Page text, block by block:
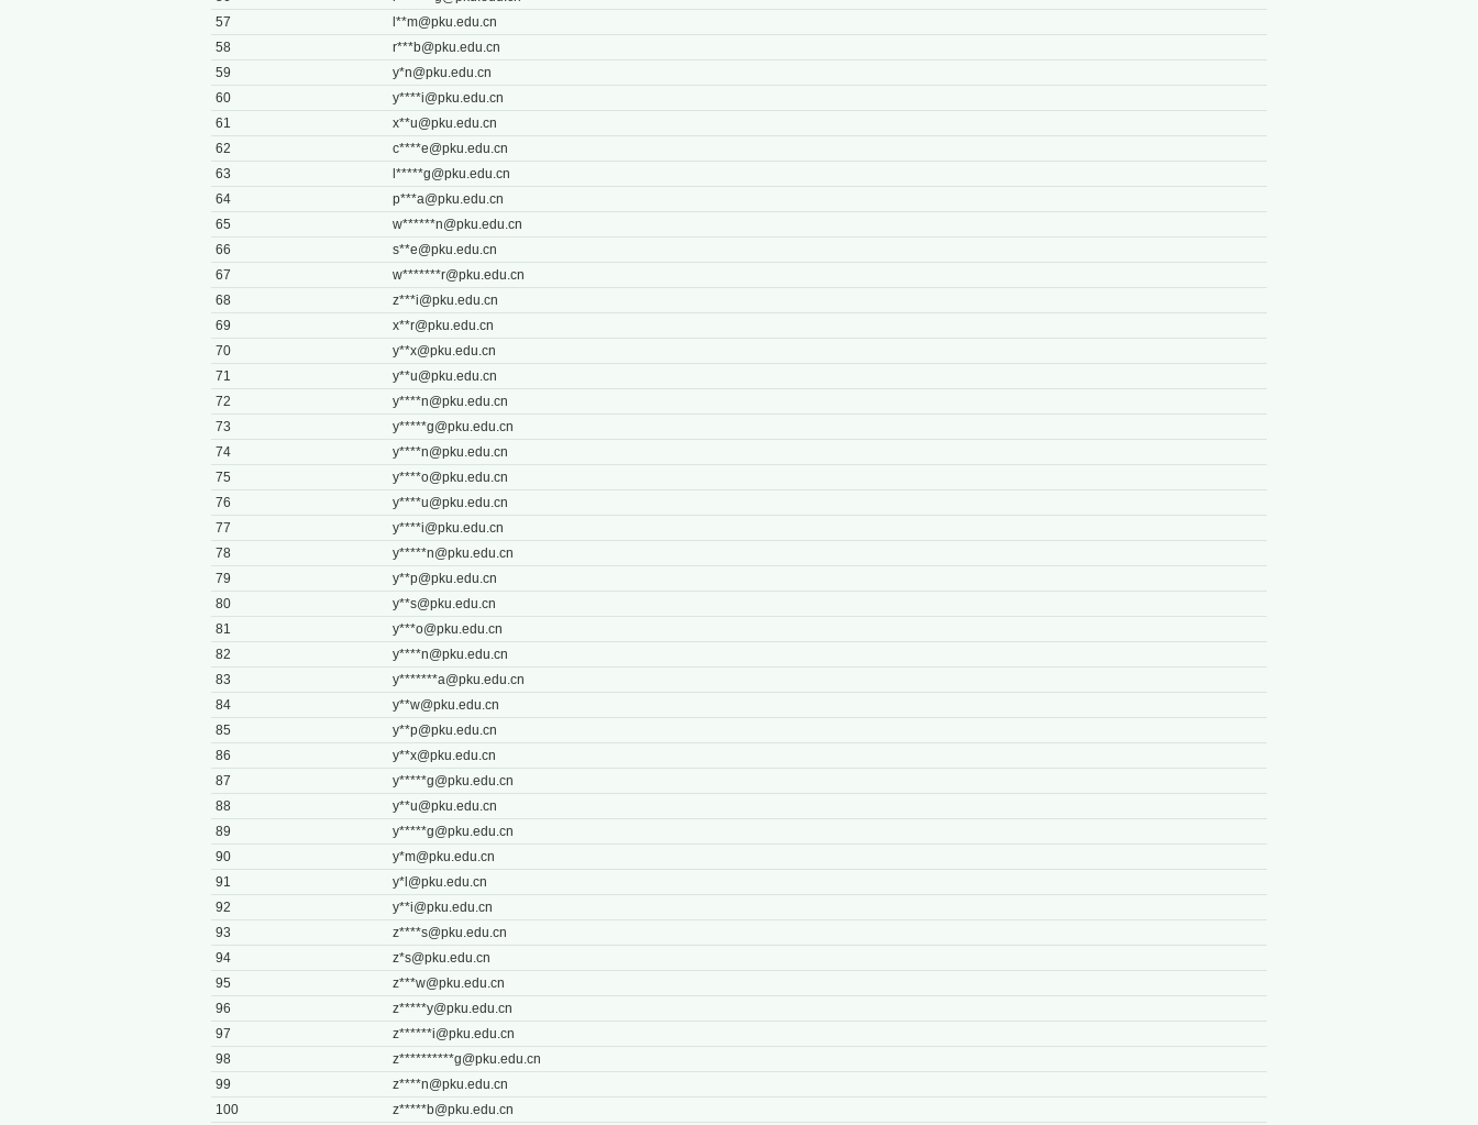
57
l**m@pku.edu.cn
58
r***b@pku.edu.cn
59
y*n@pku.edu.cn
60
y****i@pku.edu.cn
61
x**u@pku.edu.cn
62
c****e@pku.edu.cn
63
l*****g@pku.edu.cn
64
p***a@pku.edu.cn
65
w******n@pku.edu.cn
66
s**e@pku.edu.cn
67
w*******r@pku.edu.cn
68
z***i@pku.edu.cn
69
x**r@pku.edu.cn
70
y**x@pku.edu.cn
71
y**u@pku.edu.cn
72
y****n@pku.edu.cn
73
y*****g@pku.edu.cn
74
y****n@pku.edu.cn
75
y****o@pku.edu.cn
76
y****u@pku.edu.cn
77
y****i@pku.edu.cn
78
y*****n@pku.edu.cn
79
y**p@pku.edu.cn
80
y**s@pku.edu.cn
81
y***o@pku.edu.cn
82
y****n@pku.edu.cn
83
y*******a@pku.edu.cn
84
y**w@pku.edu.cn
85
y**p@pku.edu.cn
86
y**x@pku.edu.cn
87
y*****g@pku.edu.cn
88
y**u@pku.edu.cn
89
y*****g@pku.edu.cn
90
y*m@pku.edu.cn
91
y*l@pku.edu.cn
92
y**i@pku.edu.cn
93
z****s@pku.edu.cn
94
z*s@pku.edu.cn
95
z***w@pku.edu.cn
96
z*****y@pku.edu.cn
97
z******i@pku.edu.cn
98
z**********g@pku.edu.cn
99
z****n@pku.edu.cn
100
z*****b@pku.edu.cn